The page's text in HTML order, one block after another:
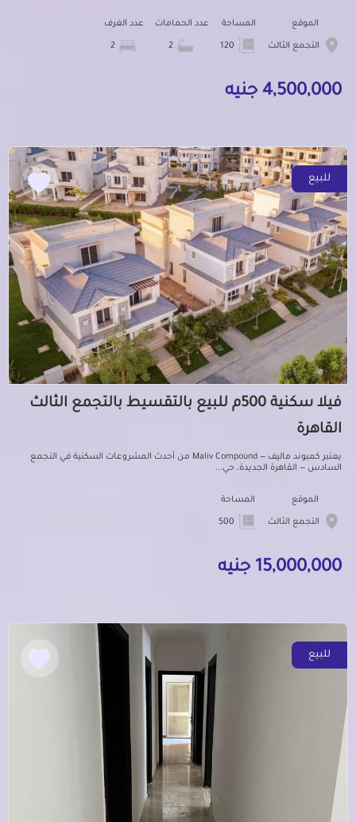
الموقع
التجمع الثالث
المساحة عدد الحمامات عدد الغرف
4,500,000 جنيه
للبيع
فيلا سكنية 500م للبيع بالتقسيط بالتجمع الثالث
القاهرة
يعتبر كمبوند ماليف — Maliv Compound من أحدث المشروعات السكنية في التجمع
السادس — القاهرة الجديدة، حي...
الموقع
التجمع الثالث
المساحة
15,000,000 جنيه
للبيع